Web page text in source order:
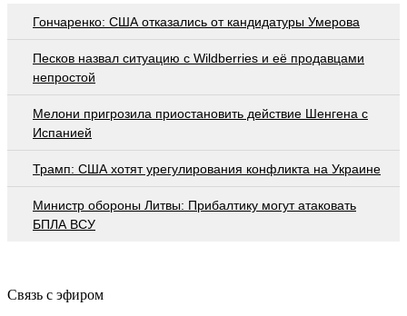
Гончаренко: США отказались от кандидатуры Умерова
Песков назвал ситуацию с Wildberries и её продавцами
непростой
Мелони пригрозила приостановить действие Шенгена с
Испанией
Трамп: США хотят урегулирования конфликта на Украине
Министр обороны Литвы: Прибалтику могут атаковать
БПЛА ВСУ
Связь с эфиром